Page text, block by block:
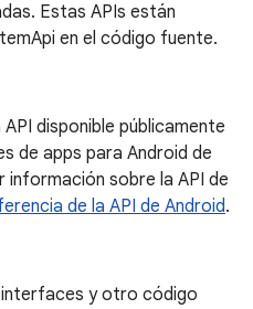
Estas APIs están
en el código fuente.
disponible públicamente
de apps para Android de
sobre la API de
de la API de Android.
interfaces y otro código